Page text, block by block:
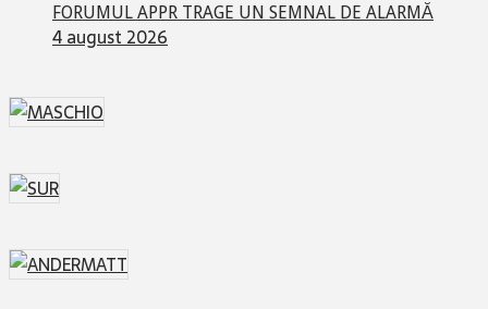
FORUMUL APPR TRAGE UN SEMNAL DE ALARMĂ
4 august 2026